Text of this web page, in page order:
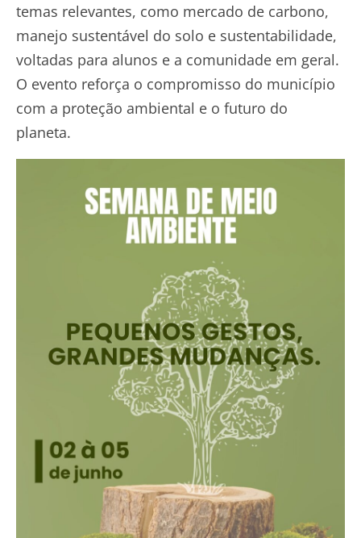
temas relevantes, como mercado de carbono,
manejo sustentável do solo e sustentabilidade,
voltadas para alunos e a comunidade em geral.
O evento reforça o compromisso do município
com a proteção ambiental e o futuro do
planeta.